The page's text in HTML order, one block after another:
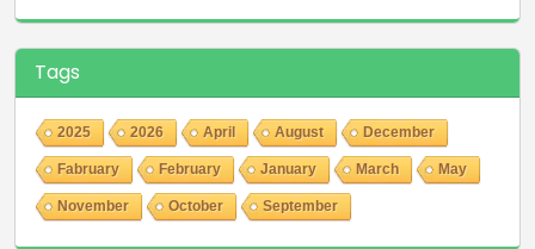
Tags
2025 2026 April August December
Fabruary February January March May
November October September